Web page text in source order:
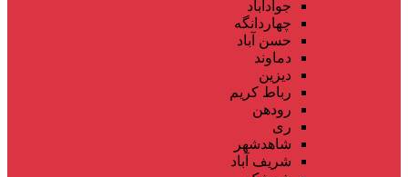
جوادآباد
چهاردانگه
حسن آباد
دماوند
دیزین
رباط کریم
رودهن
ری
شاهدشهر
شریف آباد